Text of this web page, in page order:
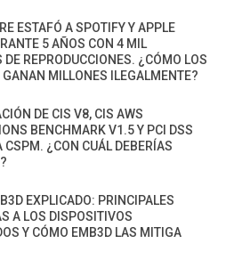
ESTAFÓ A SPOTIFY Y APPLE
5 AÑOS CON 4 MIL
DE REPRODUCCIONES. ¿CÓMO LOS
MILLONES ILEGALMENTE?
DE CIS V8, CIS AWS
BENCHMARK V1.5 Y PCI DSS
CSPM. ¿CON CUÁL DEBERÍAS
EXPLICADO: PRINCIPALES
A LOS DISPOSITIVOS
Y CÓMO EMB3D LAS MITIGA